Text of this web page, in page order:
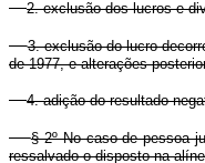
2. exclusão dos lucros e
3. exclusão do lucro
de 1977, e alterações
4. adição do resultado
§ 2º No caso de pessoa
ressalvado o disposto na